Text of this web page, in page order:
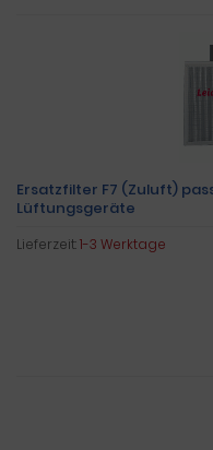
Ersatzfilter F7 (Zuluft)
Lüftungsgeräte
Lieferzeit:1-3 Werktage